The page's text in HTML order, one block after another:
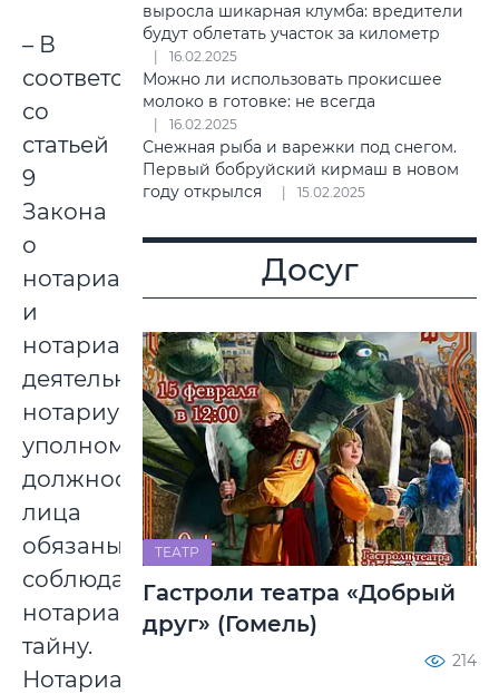
– В
соответствии
со
статьей
9
Закона
о
нотариате
и
нотариальной
деятельности,
нотариусы,
уполномоченные
должностные
лица
обязаны
соблюдать
нотариальную
тайну.
Нотариальная
выросла шикарная клумба: вредители
будут облетать участок за километр
16.02.2025
Можно ли использовать прокисшее
молоко в готовке: не всегда
16.02.2025
Снежная рыба и варежки под снегом.
Первый бобруйский кирмаш в новом
году открылся
15.02.2025
Досуг
ТЕАТР
Гастроли театра «Добрый
друг» (Гомель)
214